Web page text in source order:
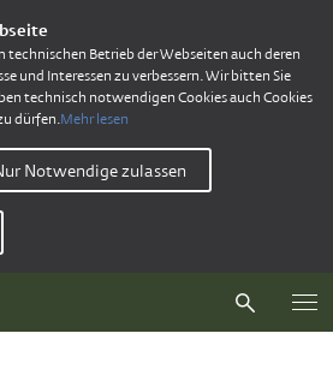
technischen Betrieb der Webseiten auch deren
und Interessen zu verbessern. Wir bitten Sie
technisch notwendigen Cookies auch Cookies
dürfen.Mehr lesen
Notwendige zulassen